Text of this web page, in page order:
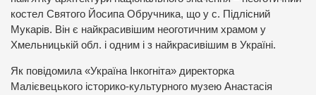
костел Святого Йосипа Обручника, що у с. Підлісний
Мукарів. Він є найкрасивішим неоготичним храмом у
Хмельницькій обл. і одним і з найкрасивішим в Україні.
Як повідомила «Україна Інкогніта» директорка
Малієвецького історико-культурного музею Анастасія